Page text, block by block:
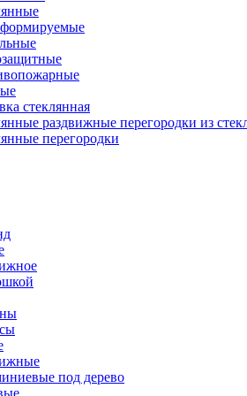
стеклянная
раздвижные перегородки из
перегородки
под дерево